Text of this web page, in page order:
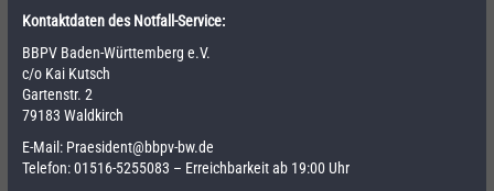
Kontaktdaten des Notfall-Service:
BBPV Baden-Württemberg e.V.
c/o Kai Kutsch
Gartenstr. 2
79183 Waldkirch
E-Mail: Praesident@bbpv-bw.de
Telefon:01516-5255083 – Erreichbarkeit ab 19:00 Uhr